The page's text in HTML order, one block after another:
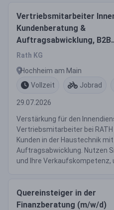
Vertriebsmitarbeiter
Kundenberatung &
Auftragsabwicklung, B2B
Fachgroßhandel
Rath KG
Hochheim am Main
Vollzeit
Jobrad
29.07.2026
Verstärkung für den
Vertriebsmitarbeiter bei
Kunden in der Haustechnik
Auftragsabwicklung. Nutzen
und Ihre Verkaufskompetenz,
Quereinsteiger in der
Finanzberatung (m/w/d)